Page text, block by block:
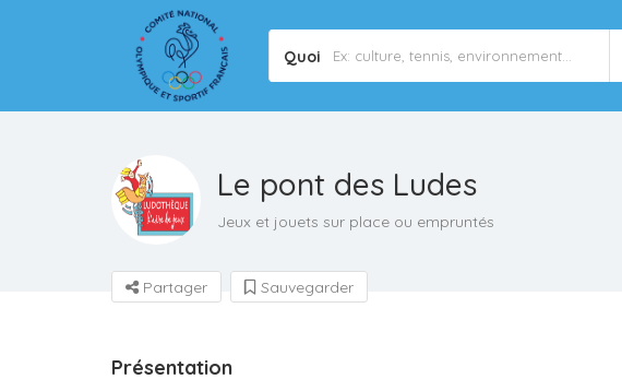
Quoi
Le pont des Ludes
Jeux et jouets sur place ou empruntés
Partager Sauvegarder
Présentation